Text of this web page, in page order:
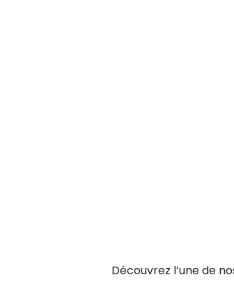
Découvrez l’une de